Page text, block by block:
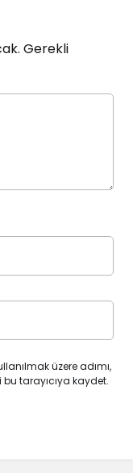
Gerekli
üzere adımı,
tarayıcıya kaydet.